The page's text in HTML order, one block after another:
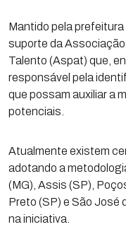
Mantido pela
suporte da Associação
Talento (Aspat) que,
responsável pela
que possam auxiliar a
potenciais.
Atualmente existem
adotando a
(MG), Assis (SP),
Preto (SP) e São José
na iniciativa.